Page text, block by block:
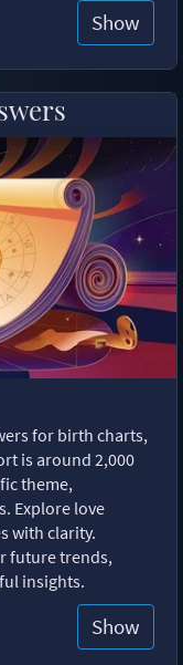
Show
for birth charts,
is around 2,000
theme,
Explore love
with clarity.
future trends,
insights.
Show